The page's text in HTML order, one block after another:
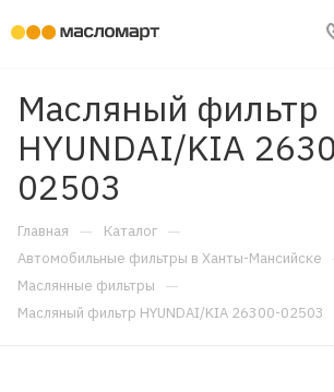
Масляный фильтр
HYUNDAI/KIA
02503
Главная — Каталог —
Автомобильные фильтры в Ханты-Мансийске
Маслянные фильтры —
Масляный фильтр HYUNDAI/KIA 26300-02503